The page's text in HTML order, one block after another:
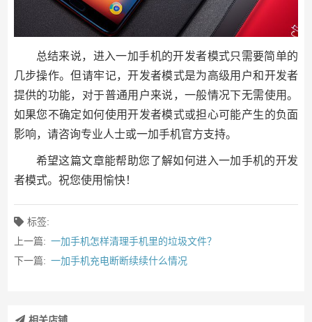
总结来说，进入一加手机的开发者模式只需要简单的
几步操作。但请牢记，开发者模式是为高级用户和开发者
提供的功能，对于普通用户来说，一般情况下无需使用。
如果您不确定如何使用开发者模式或担心可能产生的负面
影响，请咨询专业人士或一加手机官方支持。
希望这篇文章能帮助您了解如何进入一加手机的开发
者模式。祝您使用愉快！
标签:
上一篇: 一加手机怎样清理手机里的垃圾文件？
下一篇: 一加手机充电断断续续什么情况